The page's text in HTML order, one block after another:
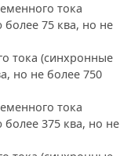
тока
75 ква, но не
тока (синхронные
но не более 750
тока
375 ква, но не